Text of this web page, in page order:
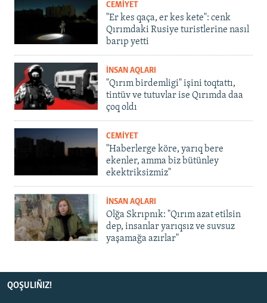
CEMİYET
"Er kes qaça, er kes kete": cenk
Qırımdaki Rusiye turistlerine nasıl
barıp yetti
İNSAN AQLARI
"Qırım birdemligi" işini toqtattı,
tintüv ve tutuvlar ise Qırımda daa
çoq oldı
CEMİYET
"Haberlerge köre, yarıq bere
ekenler, amma biz bütünley
ekektriksizmiz"
İNSAN AQLARI
Olğa Skrıpnık: "Qırım azat etilsin
dep, insanlar yarıqsız ve suvsuz
yaşamağa azırlar"
QOŞULIÑIZ!